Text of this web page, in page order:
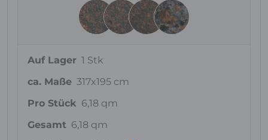
Auf Lager 1 Stk
ca. Maße 317x195 cm
Pro Stück 6,18 qm
Gesamt 6,18 qm